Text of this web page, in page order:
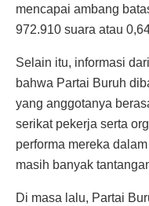
mencapai ambang
972.910 suara atau
Selain itu, informasi
bahwa Partai Buruh
yang anggotanya
serikat pekerja serta
performa mereka
masih banyak
Di masa lalu, Partai